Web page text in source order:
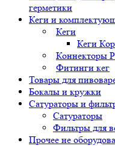
герметики
Кеги и
Кеги
Кеги
Коннекторы
Фитинги кег
Товары для
Бокалы и кружки
Сатураторы и
Сатураторы
Фильтры для
Прочее не